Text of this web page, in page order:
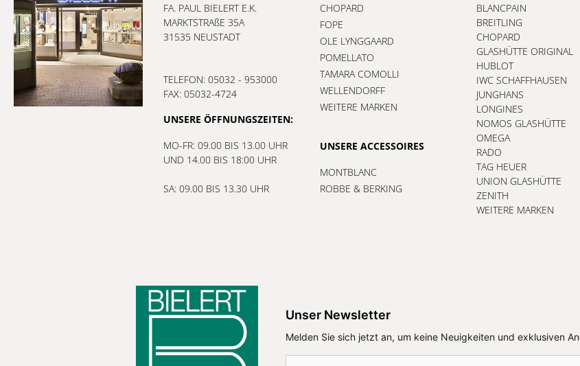
FA. PAUL BIELERT E.K.
MARKTSTRAßE 35A
31535 NEUSTADT
TELEFON: 05032 - 953000
FAX: 05032-4724
UNSERE ÖFFNUNGSZEITEN:
MO-FR: 09.00 BIS 13.00 UHR
UND 14.00 BIS 18:00 UHR
SA: 09.00 BIS 13.30 UHR
CHOPARD
FOPE
OLE LYNGGAARD
POMELLATO
TAMARA COMOLLI
WELLENDORFF
WEITERE MARKEN
UNSERE ACCESSOIRES
MONTBLANC
ROBBE & BERKING
BLANCPAIN
BREITLING
CHOPARD
GLASHÜTTE ORIGINAL
HUBLOT
IWC SCHAFFHAUSEN
JUNGHANS
LONGINES
NOMOS GLASHÜTTE
OMEGA
RADO
TAG HEUER
UNION GLASHÜTTE
ZENITH
WEITERE MARKEN
Unser Newsletter
Melden Sie sich jetzt an, um keine Neuigkeiten und exklusiven